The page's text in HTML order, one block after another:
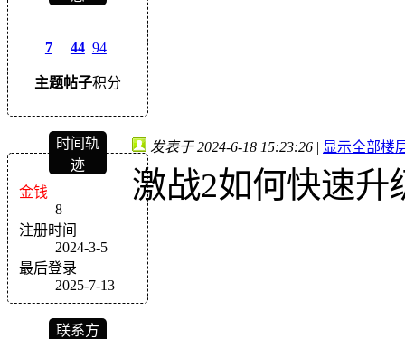
7
主题
44
帖子
94
积分
时间轨
迹
金钱
8
注册时间
2024-3-5
最后登录
2025-7-13
联系方
发表于 2024-6-18 15:23:26 | 显示全部楼
激战2如何快速升